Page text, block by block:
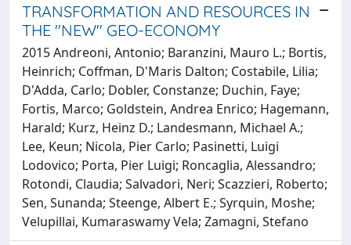
TRANSFORMATION AND RESOURCES IN
THE "NEW" GEO-ECONOMY
2015 Andreoni, Antonio; Baranzini, Mauro L.; Bortis,
Heinrich; Coffman, D'Maris Dalton; Costabile, Lilia;
D'Adda, Carlo; Dobler, Constanze; Duchin, Faye;
Fortis, Marco; Goldstein, Andrea Enrico; Hagemann,
Harald; Kurz, Heinz D.; Landesmann, Michael A.;
Lee, Keun; Nicola, Pier Carlo; Pasinetti, Luigi
Lodovico; Porta, Pier Luigi; Roncaglia, Alessandro;
Rotondi, Claudia; Salvadori, Neri; Scazzieri, Roberto;
Sen, Sunanda; Steenge, Albert E.; Syrquin, Moshe;
Velupillai, Kumaraswamy Vela; Zamagni, Stefano